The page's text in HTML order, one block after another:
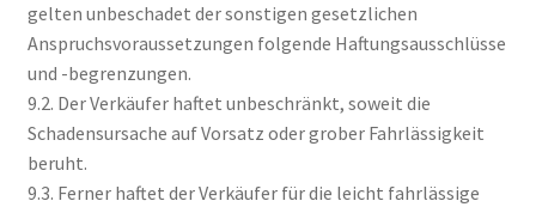
gelten unbeschadet der sonstigen gesetzlichen
Anspruchsvoraussetzungen folgende Haftungsausschlüsse
und -begrenzungen.
9.2. Der Verkäufer haftet unbeschränkt, soweit die
Schadensursache auf Vorsatz oder grober Fahrlässigkeit
beruht.
9.3. Ferner haftet der Verkäufer für die leicht fahrlässige